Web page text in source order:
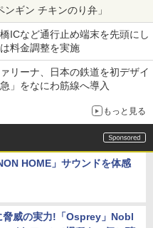
ンギン チキンのり弁」
ICなど通行止め端末を先頭にし
料金調整を実施
リーナ、日本の鉄道を初デザイ
」をなにわ筋線へ導入
もっと見る
HOME」サウンドを体感
脅威の実力!「Osprey」Nobl